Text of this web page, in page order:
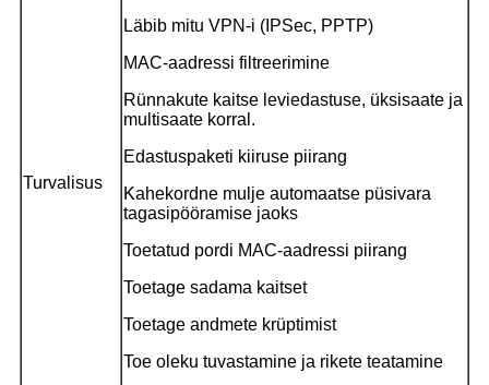
Turvalisus
Läbib mitu VPN-i (IPSec, PPTP)
MAC-aadressi filtreerimine
Rünnakute kaitse leviedastuse, üksisaate ja
multisaate korral.
Edastuspaketi kiiruse piirang
Kahekordne mulje automaatse püsivara
tagasipööramise jaoks
Toetatud pordi MAC-aadressi piirang
Toetage sadama kaitset
Toetage andmete krüptimist
Toe oleku tuvastamine ja rikete teatamine